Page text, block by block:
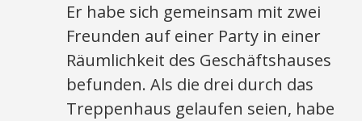
Er habe sich gemeinsam mit zwei
Freunden auf einer Party in einer
Räumlichkeit des Geschäftshauses
befunden. Als die drei durch das
Treppenhaus gelaufen seien, habe